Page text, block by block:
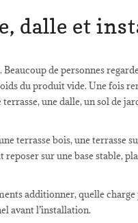
dalle et
de personnes
du produit vide. Une fois
une dalle, un sol de
terrasse bois, une terrasse
sur une base stable,
additionner, quelle
avant l’installation.